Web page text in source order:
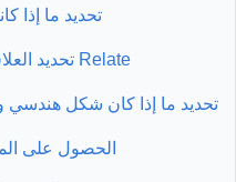
تحديد ما إذا
تحديد العلاقة المكانية باستخدام طريقة Relate
تحديد ما إذا كان شكل هندسي
الحصول على